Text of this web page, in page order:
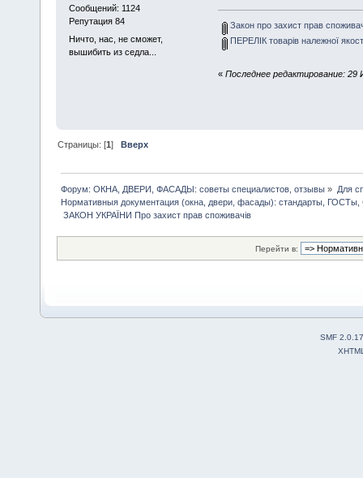
Сообщений: 1124
Репутация 84
Ничто, нас, не сможет,
вышибить из седла...
Закон про захист прав
ПЕРЕЛІК товарів належної
« Последнее редактирование: 29
Страницы: [1]Вверх
Форум: ОКНА, ДВЕРИ, ФАСАДЫ: советы специалистов, отзывы » Для
Нормативныя документация (окна, двери, фасады): стандарты,
ЗАКОН УКРАЇНИ Про захист прав споживачів
Перейти в:
SMF 2.0.17